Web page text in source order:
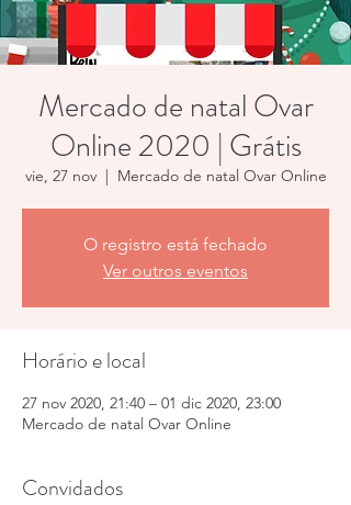
Mercado de natal Ovar
Online 2020 | Grátis
vie, 27 nov
  |
Mercado de natal Ovar Online
O registro está fechado
Ver outros eventos
Horário e local
27 nov 2020, 21:40 – 01 dic 2020, 23:00
Mercado de natal Ovar Online
Convidados